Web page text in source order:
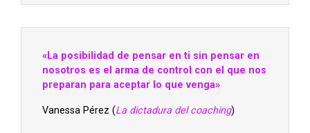
«La posibilidad de pensar en ti sin pensar en
nosotros es el arma de control con el que nos
preparan para aceptar lo que venga»
Vanessa Pérez (La dictadura del coaching)